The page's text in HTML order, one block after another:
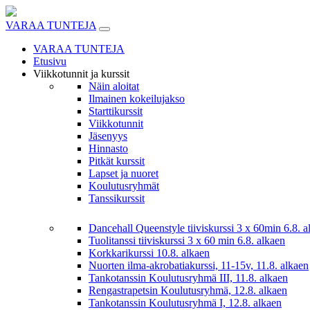
Skip
to
VARAA TUNTEJA
VARAA TUNTEJA
Etusivu
Viikkotunnit ja kurssit
Näin aloitat
Ilmainen kokeilujakso
Starttikurssit
Viikkotunnit
Jäsenyys
Hinnasto
Pitkät kurssit
Lapset ja nuoret
Koulutusryhmät
Tanssikurssit
Dancehall Queenstyle tiiviskurssi 3 x 60min 6.8.
Tuolitanssi tiiviskurssi 3 x 60 min 6.8. alkaen
Korkkarikurssi 10.8. alkaen
Nuorten ilma-akrobatiakurssi, 11-15v, 11.8. alkaen
Tankotanssin Koulutusryhmä III, 11.8. alkaen
Rengastrapetsin Koulutusryhmä, 12.8. alkaen
Tankotanssin Koulutusryhmä I, 12.8. alkaen